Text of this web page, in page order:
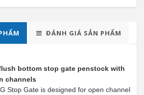
ĐÁNH GIÁ SẢN PHẨM
bottom stop gate penstock with
channels
Stop Gate is designed for open channel